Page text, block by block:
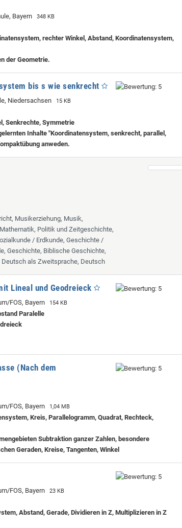
Bayern 348 KB
rechter Winkel, Abstand, Koordinatensystem,
der Geometrie.
bis s wie senkrecht
Niedersachsen 15 KB
Senkrechte, Symmetrie
Inhalte "Koordinatensystem, senkrecht, parallel,
anweden.
Musikerziehung, Musik,
Politik und Zeitgeschichte,
/ Erdkunde, Geschichte /
Geschichte, Biblische Geschichte,
als Zweitsprache, Deutsch
Lineal und Geodreieck
FOS, Bayern 154 KB
Paralelle
(Nach dem
FOS, Bayern 1,04 MB
Kreis, Parallelogramm, Quadrat, Rechteck,
Subtraktion ganzer Zahlen, besondere
Geraden, Kreise, Tangenten, Winkel
FOS, Bayern 23 KB
Abstand, Gerade, Dividieren in Z, Multiplizieren in Z